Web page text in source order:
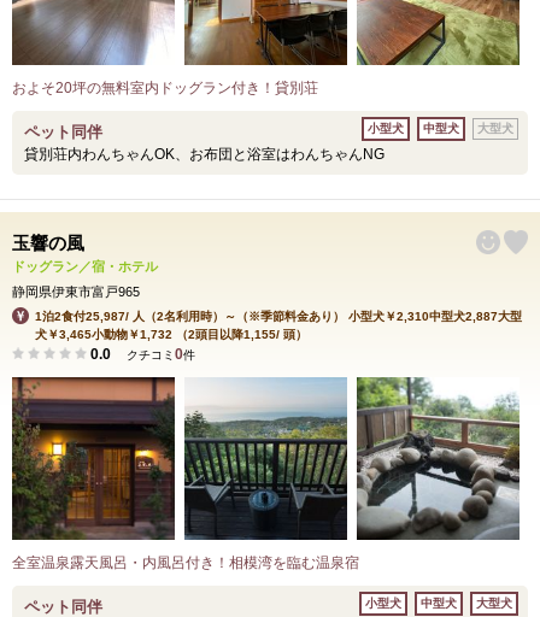
およそ20坪の無料室内ドッグラン付き！貸別荘
ペット同伴
貸別荘内わんちゃんOK、お布団と浴室はわんちゃんNG
小型犬 中型犬 大型犬
玉響の風
ドッグラン／宿・ホテル
静岡県伊東市富戸965
1泊2食付25,987/ 人（2名利用時）～（※季節料金あり） 小型犬￥2,310中型犬2,887大型
犬￥3,465小動物￥1,732 （2頭目以降1,155/ 頭）
0.0 クチコミ 0件
全室温泉露天風呂・内風呂付き！相模湾を臨む温泉宿
ペット同伴 小型犬 中型犬 大型犬